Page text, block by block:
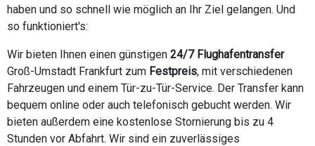
haben und so schnell wie möglich an Ihr Ziel gelangen. Und
so funktioniert's:
Wir bieten Ihnen einen günstigen 24/7 Flughafentransfer
Groß-Umstadt Frankfurt zum Festpreis, mit verschiedenen
Fahrzeugen und einem Tür-zu-Tür-Service. Der Transfer kann
bequem online oder auch telefonisch gebucht werden. Wir
bieten außerdem eine kostenlose Stornierung bis zu 4
Stunden vor Abfahrt. Wir sind ein zuverlässiges